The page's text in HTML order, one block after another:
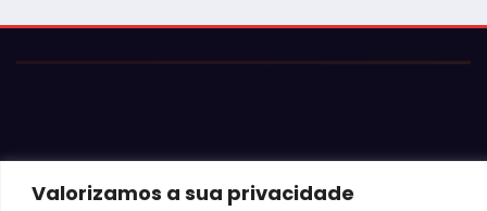
Valorizamos a sua privacidade
© 2026 Jota Neves. Todos os direitos reservados.